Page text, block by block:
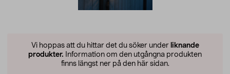
Vi hoppas att du hittar det du söker under liknande
produkter. Information om den utgångna produkten
finns längst ner på den här sidan.